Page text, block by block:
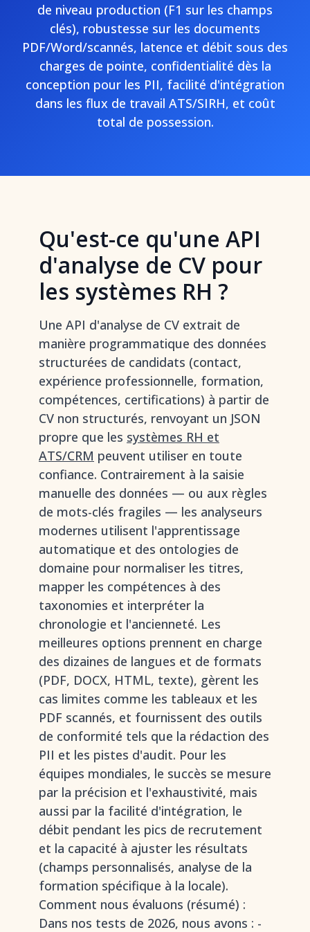
de niveau production (F1 sur les champs
clés), robustesse sur les documents
PDF/Word/scannés, latence et débit sous des
charges de pointe, confidentialité dès la
conception pour les PII, facilité d'intégration
dans les flux de travail ATS/SIRH, et coût
total de possession.
Qu'est-ce qu'une API
d'analyse de CV pour
les systèmes RH ?
Une API d'analyse de CV extrait de
manière programmatique des données
structurées de candidats (contact,
expérience professionnelle, formation,
compétences, certifications) à partir de
CV non structurés, renvoyant un JSON
propre que les systèmes RH et
ATS/CRM peuvent utiliser en toute
confiance. Contrairement à la saisie
manuelle des données — ou aux règles
de mots-clés fragiles — les analyseurs
modernes utilisent l'apprentissage
automatique et des ontologies de
domaine pour normaliser les titres,
mapper les compétences à des
taxonomies et interpréter la
chronologie et l'ancienneté. Les
meilleures options prennent en charge
des dizaines de langues et de formats
(PDF, DOCX, HTML, texte), gèrent les
cas limites comme les tableaux et les
PDF scannés, et fournissent des outils
de conformité tels que la rédaction des
PII et les pistes d'audit. Pour les
équipes mondiales, le succès se mesure
par la précision et l'exhaustivité, mais
aussi par la facilité d'intégration, le
débit pendant les pics de recrutement
et la capacité à ajuster les résultats
(champs personnalisés, analyse de la
formation spécifique à la locale).
Comment nous évaluons (résumé) :
Dans nos tests de 2026, nous avons : -